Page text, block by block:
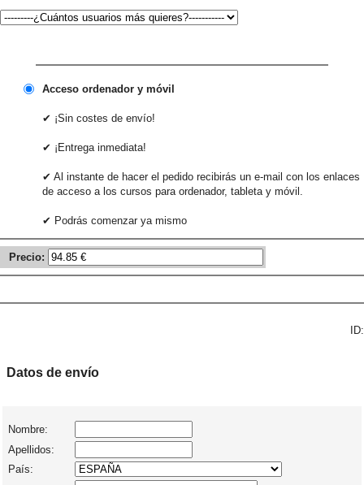
Acceso ordenador y móvil
✔ ¡Sin costes de envío!
✔ ¡Entrega inmediata!
✔ Al instante de hacer el pedido recibirás un e-mail con los enlaces
de acceso a los cursos para ordenador, tableta y móvil.
✔ Podrás comenzar ya mismo
Precio:
ID:
Datos de envío
Nombre:
Apellidos:
País: